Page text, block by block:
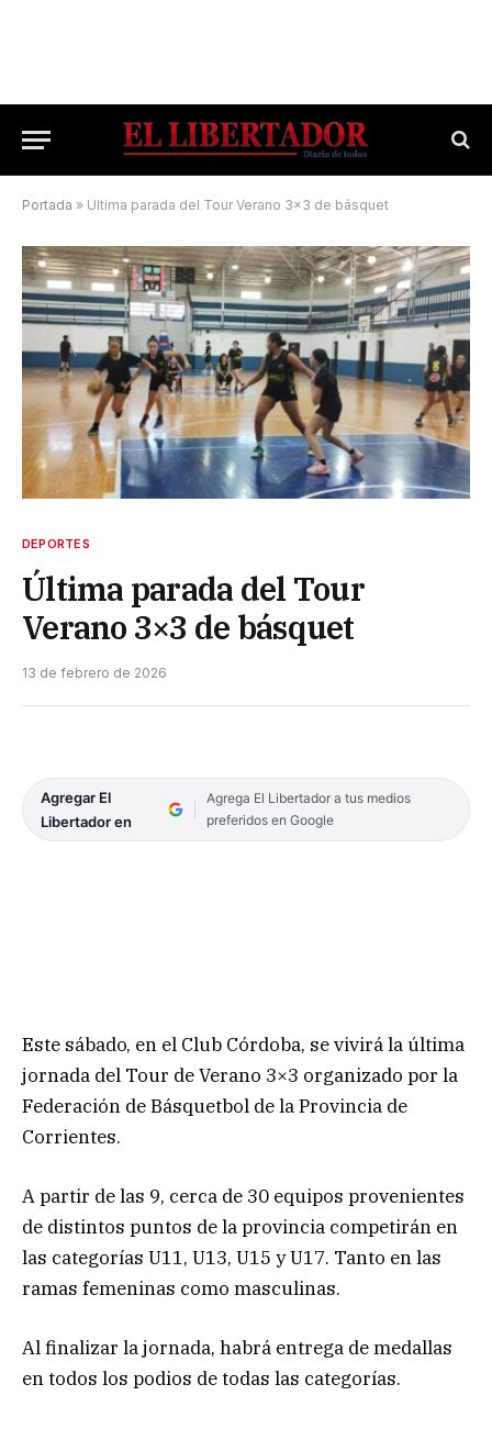
Portada » Última parada del Tour Verano 3×3 de básquet
DEPORTES
Última parada del Tour
Verano 3×3 de básquet
13 de febrero de 2026
Agregar El
Libertador en
Agrega El Libertador a tus medios
preferidos en Google
Este sábado, en el Club Córdoba, se vivirá la última
jornada del Tour de Verano 3×3 organizado por la
Federación de Básquetbol de la Provincia de
Corrientes.
A partir de las 9, cerca de 30 equipos provenientes
de distintos puntos de la provincia competirán en
las categorías U11, U13, U15 y U17. Tanto en las
ramas femeninas como masculinas.
Al finalizar la jornada, habrá entrega de medallas
en todos los podios de todas las categorías.